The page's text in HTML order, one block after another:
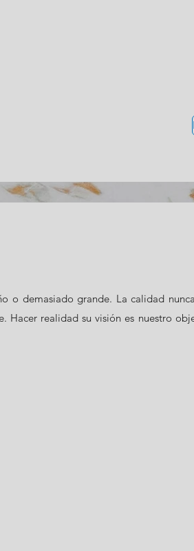
o demasiado grande. La calidad
Hacer realidad su visión es nuestro